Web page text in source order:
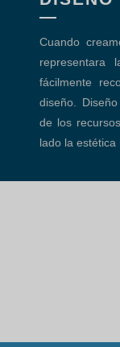
Cuando
representara
fácilmente
diseño.
de los
lado la estética